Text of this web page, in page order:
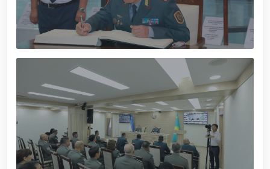
tanishdi. //Milliy gvardiya qo‘mondoni, general-
polkovnik B.Tashmatov Sirdaryo va Jizzax viloyatida
o'rganish ishlarini olib bordi // “Harbiy taʼlim tizimida
ilm-fan va pedagogik texnologiyalarni rivojlantirish
istiqbollari” mavzusida respublika harbiy ilmiy-
amaliy konferensiyasi tashkil etildi. //Milliy gvardiya
qo‘mondoni general-polkovnik B.Tashmatov ilk
manzilli ishlarini Yunusobod tumanida amalga
oshirdi. // Samarqand va Buxoro viloyatalarida
xavfsiz muhitni yaratish va jamoat xavfsizligini
ishonchli taʼminlash boʻyicha manzilli ishlar amalga
oshirildi. // Yoshlar siyosatiga oid ustuvor vazifalar
doimiy e’tiborda. // Milliy gvardiya qoʻmondoni
general-polkovnik B.Tashmatov Oʻzbekiston huquqni